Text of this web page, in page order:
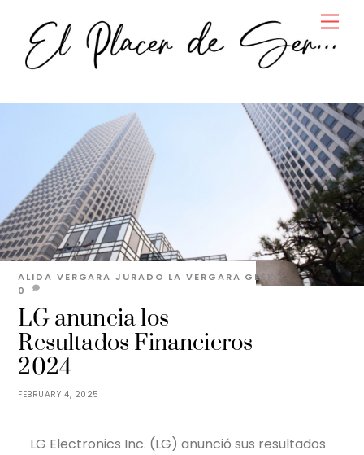
content
FEBRUARY 4, 2025
LG anuncia los
Resultados Financieros
2024
ALIDA VERGARA JURADO LA VERGARA GEEK
0
LG Electronics Inc. (LG) anunció sus resultados